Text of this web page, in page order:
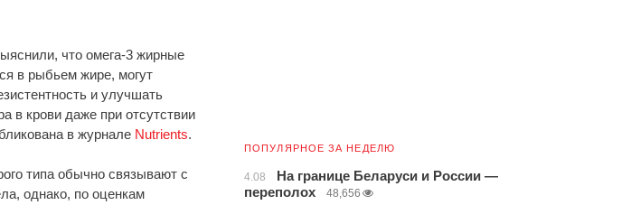
что омега-3 жирные
в рыбьем жире, могут
и улучшать
в крови даже при отсутствии
в журнале Nutrients.
типа обычно связывают с
однако, по оценкам
ПОПУЛЯРНОЕ ЗА НЕДЕЛЮ
4.08
На границе Беларуси и России —
переполох
48,656